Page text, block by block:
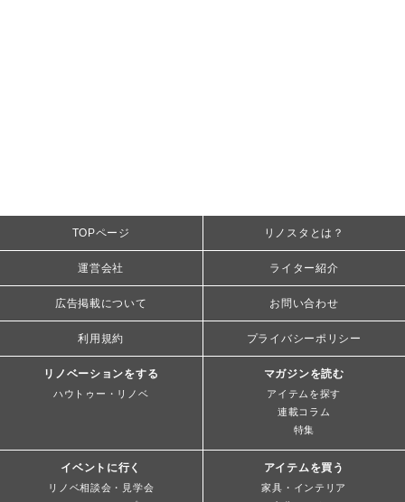
TOPページ リノスタとは？
運営会社 ライター紹介
広告掲載について お問い合わせ
利用規約 プライバシーポリシー
リノベーションをする
ハウトゥー・リノベ
マガジンを読む
アイテムを探す
連載コラム
特集
イベントに行く
リノベ相談会・見学会
アイテムを買う
家具・インテリア